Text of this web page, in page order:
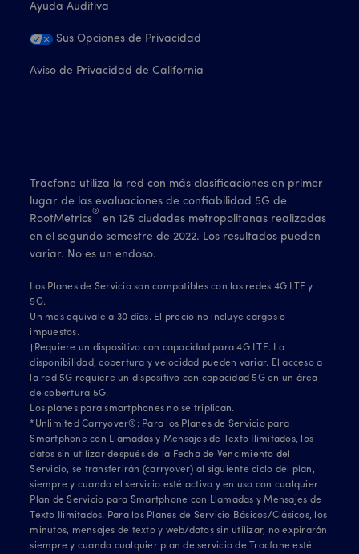
Ayuda Auditiva
Sus Opciones de Privacidad
Aviso de Privacidad de California
Tracfone utiliza la red con más clasificaciones en primer
lugar de las evaluaciones de confiabilidad 5G de
RootMetrics
®
en 125 ciudades metropolitanas realizadas
en el segundo semestre de 2022. Los resultados pueden
variar. No es un endoso.
Los Planes de Servicio son compatibles con las redes 4G LTE y
5G.
Un mes equivale a 30 días. El precio no incluye cargos o
impuestos.
†Requiere un dispositivo con capacidad para 4G LTE. La
disponibilidad, cobertura y velocidad pueden variar. El acceso a
la red 5G requiere un dispositivo con capacidad 5G en un área
de cobertura 5G.
Los planes para smartphones no se triplican.
*Unlimited Carryover®: Para los Planes de Servicio para
Smartphone con Llamadas y Mensajes de Texto Ilimitados, los
datos sin utilizar después de la Fecha de Vencimiento del
Servicio, se transferirán (carryover) al siguiente ciclo del plan,
siempre y cuando el servicio esté activo y en uso con cualquier
Plan de Servicio para Smartphone con Llamadas y Mensajes de
Texto Ilimitados. Para los Planes de Servicio Básicos/Clásicos, los
minutos, mensajes de texto y web/datos sin utilizar, no expirarán
siempre y cuando cualquier plan de servicio de Tracfone esté